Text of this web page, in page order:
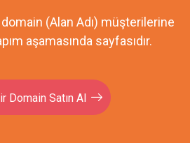
(Alan Adı) müşterilerine
aşamasında sayfasıdır.
Domain Satın Al